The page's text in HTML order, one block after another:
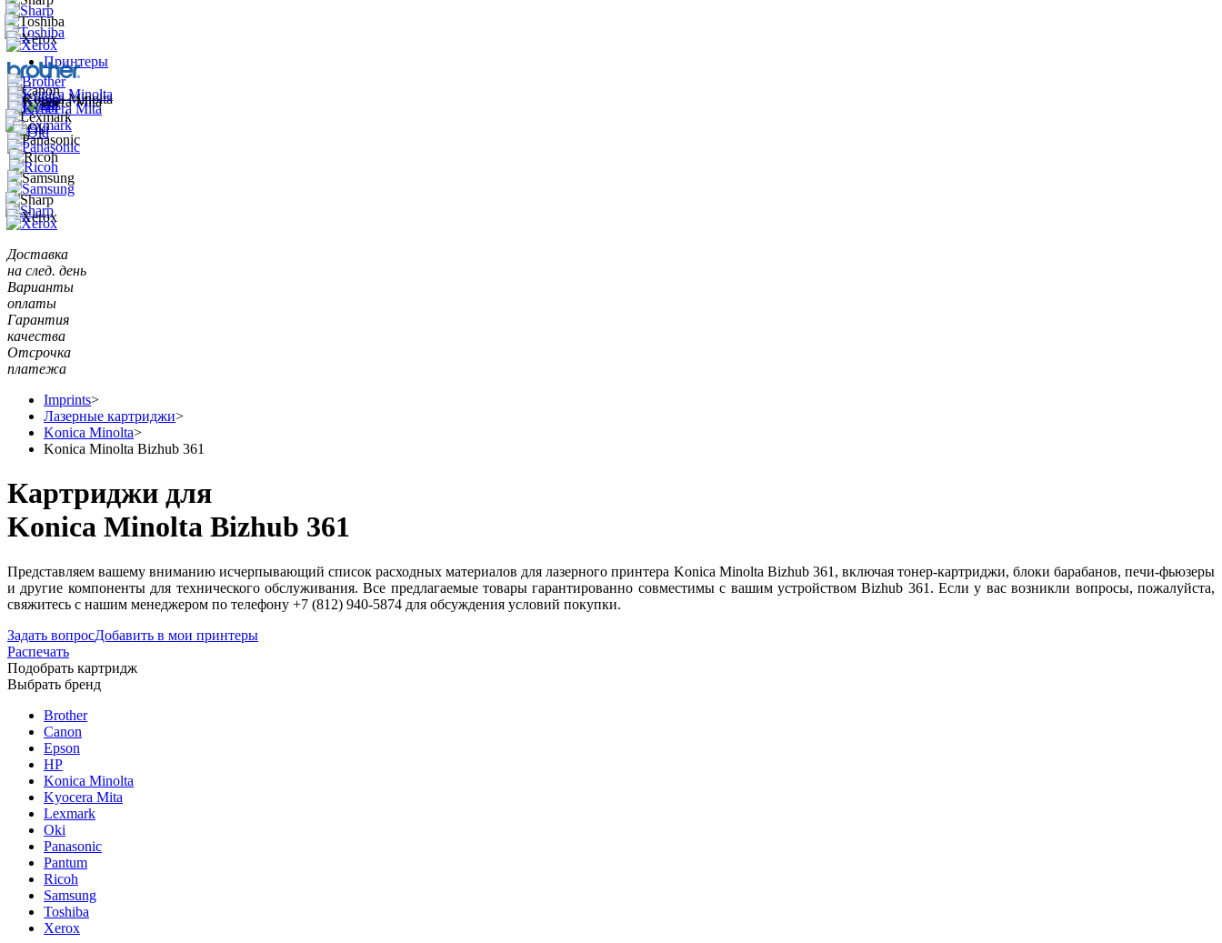
Принтеры
Доставка
на след. день
Варианты
оплаты
Гарантия
качества
Отсрочка
платежа
Imprints>
Лазерные картриджи>
Konica Minolta>
Konica Minolta Bizhub 361
Картриджи для
Konica Minolta Bizhub 361
Представляем вашему вниманию исчерпывающий список расходных материалов для лазерного принтера Konica Minolta Bizhub 361, включая тонер-картриджи, блоки барабанов, печи-фьюзеры
и другие компоненты для технического обслуживания. Все предлагаемые товары гарантированно совместимы с вашим устройством Bizhub 361. Если у вас возникли вопросы, пожалуйста,
свяжитесь с нашим менеджером по телефону +7 (812) 940-5874 для обсуждения условий покупки.
Задать вопросДобавить в мои принтеры
Распечать
Подобрать картридж
Выбрать бренд
Brother
Canon
Epson
HP
Konica Minolta
Kyocera Mita
Lexmark
Oki
Panasonic
Pantum
Ricoh
Samsung
Toshiba
Xerox